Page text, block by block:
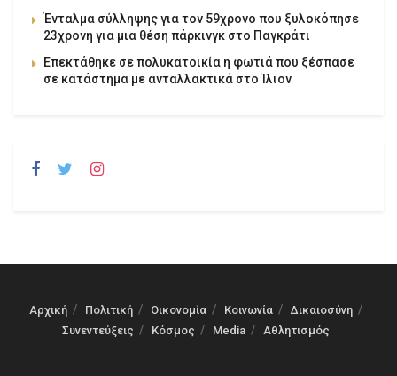
Ένταλμα σύλληψης για τον 59χρονο που ξυλοκόπησε
23χρονη για μια θέση πάρκινγκ στο Παγκράτι
Επεκτάθηκε σε πολυκατοικία η φωτιά που ξέσπασε
σε κατάστημα με ανταλλακτικά στο Ίλιον
Αρχική Πολιτική Οικονομία Κοινωνία
Δικαιοσύνη
Συνεντεύξεις
Κόσμος Media Αθλητισμός